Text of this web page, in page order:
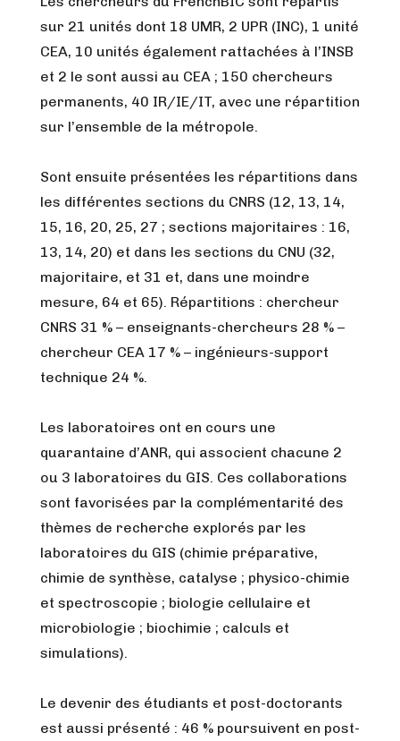
sur 21 unités dont 18 UMR, 2 UPR (INC), 1 unité
CEA, 10 unités également rattachées à l’INSB
et 2 le sont aussi au CEA ; 150 chercheurs
permanents, 40 IR/IE/IT, avec une répartition
sur l’ensemble de la métropole.
Sont ensuite présentées les répartitions dans
les différentes sections du CNRS (12, 13, 14,
15, 16, 20, 25, 27 ; sections majoritaires : 16,
13, 14, 20) et dans les sections du CNU (32,
majoritaire, et 31 et, dans une moindre
mesure, 64 et 65). Répartitions : chercheur
CNRS 31 % – enseignants-chercheurs 28 % –
chercheur CEA 17 % – ingénieurs-support
technique 24 %.
Les laboratoires ont en cours une
quarantaine d’ANR, qui associent chacune 2
ou 3 laboratoires du GIS. Ces collaborations
sont favorisées par la complémentarité des
thèmes de recherche explorés par les
laboratoires du GIS (chimie préparative,
chimie de synthèse, catalyse ; physico-chimie
et spectroscopie ; biologie cellulaire et
microbiologie ; biochimie ; calculs et
simulations).
Le devenir des étudiants et post-doctorants
est aussi présenté : 46 % poursuivent en post-